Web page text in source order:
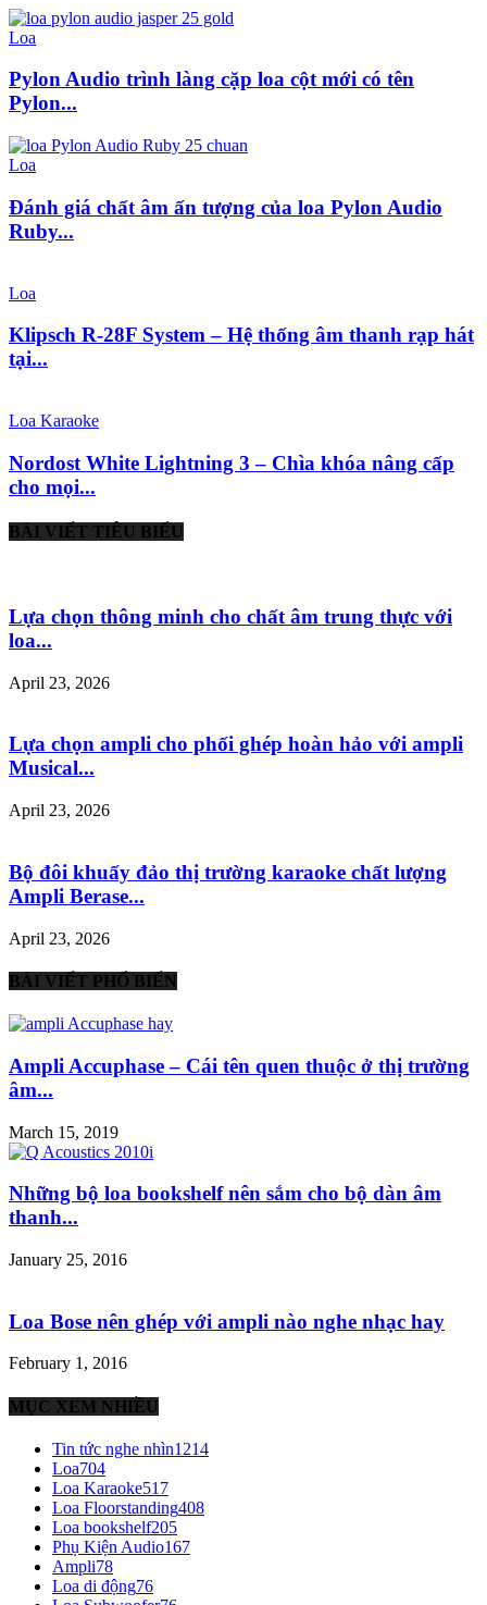
Loa
Pylon Audio trình làng cặp loa cột mới có tên
Pylon...
Loa
Đánh giá chất âm ấn tượng của loa Pylon Audio
Ruby...
Loa
Klipsch R-28F System – Hệ thống âm thanh rạp hát
tại...
Loa Karaoke
Nordost White Lightning 3 – Chìa khóa nâng cấp
cho mọi...
BÀI VIẾT TIÊU BIỂU
Lựa chọn thông minh cho chất âm trung thực với
loa...
April 23, 2026
Lựa chọn ampli cho phối ghép hoàn hảo với ampli
Musical...
April 23, 2026
Bộ đôi khuấy đảo thị trường karaoke chất lượng
Ampli Berase...
April 23, 2026
BÀI VIẾT PHỔ BIẾN
Ampli Accuphase – Cái tên quen thuộc ở thị trường
âm...
March 15, 2019
Những bộ loa bookshelf nên sắm cho bộ dàn âm
thanh...
January 25, 2016
Loa Bose nên ghép với ampli nào nghe nhạc hay
February 1, 2016
MỤC XEM NHIỀU
Tin tức nghe nhìn1214
Loa704
Loa Karaoke517
Loa Floorstanding408
Loa bookshelf205
Phụ Kiện Audio167
Ampli78
Loa di động76